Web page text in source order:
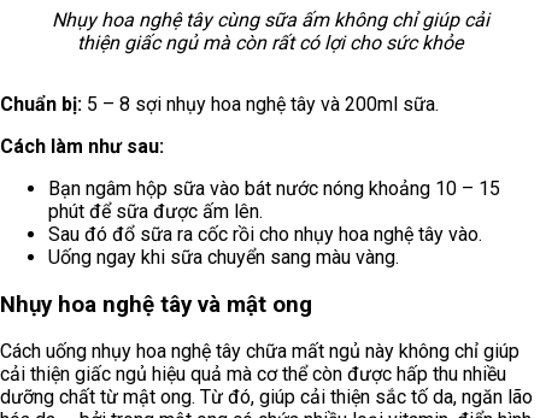
Nhụy hoa nghệ tây cùng sữa ấm không chỉ giúp cải
thiện giấc ngủ mà còn rất có lợi cho sức khỏe
Chuẩn bị: 5 – 8 sợi nhụy hoa nghệ tây và 200ml sữa.
Cách làm như sau:
Bạn ngâm hộp sữa vào bát nước nóng khoảng 10 – 15
phút để sữa được ấm lên.
Sau đó đổ sữa ra cốc rồi cho nhụy hoa nghệ tây vào.
Uống ngay khi sữa chuyển sang màu vàng.
Nhụy hoa nghệ tây và mật ong
Cách uống nhụy hoa nghệ tây chữa mất ngủ này không chỉ giúp
cải thiện giấc ngủ hiệu quả mà cơ thể còn được hấp thu nhiều
dưỡng chất từ mật ong. Từ đó, giúp cải thiện sắc tố da, ngăn lão